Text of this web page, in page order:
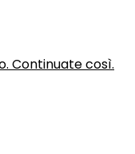
Continuate così.